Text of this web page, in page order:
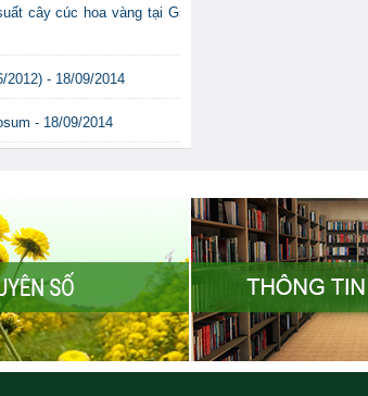
cây cúc hoa vàng tại Gia
- 18/09/2014
- 18/09/2014